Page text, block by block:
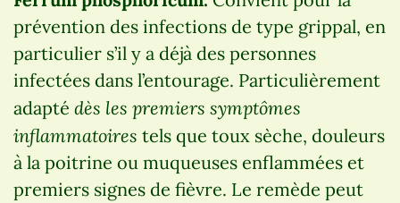
prévention des infections de type grippal, en
particulier s’il y a déjà des personnes
infectées dans l’entourage. Particulièrement
adapté dès les premiers symptômes
inflammatoires tels que toux sèche, douleurs
à la poitrine ou muqueuses enflammées et
premiers signes de fièvre. Le remède peut